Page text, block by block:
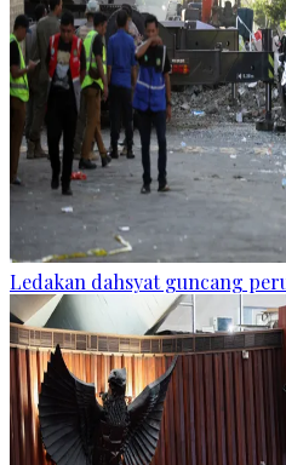
Ledakan dahsyat guncang